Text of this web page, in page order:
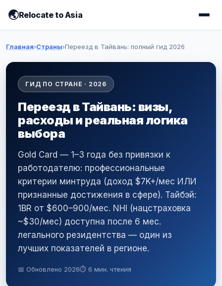
Relocate to Asia
Главная›Страны›Переезд в Тайвань: полный гид 2026
ГИД ПО СТРАНЕ · 2026
Переезд в Тайвань: визы,
расходы и реальная логика
выбора
Gold Card — 1–3 года без привязки к
работодателю: профессиональные
критерии минтруда (доход $7K+/мес ИЛИ
признанные достижения в сфере). Тайбэй:
1BR от $600–900/мес. NHI (нацстраховка
~$30/мес) доступна после 6 мес.
легального резидентства — один из
лучших показателей в регионе.
📅 Обновлено 2026⏱ 6 мин. чтения